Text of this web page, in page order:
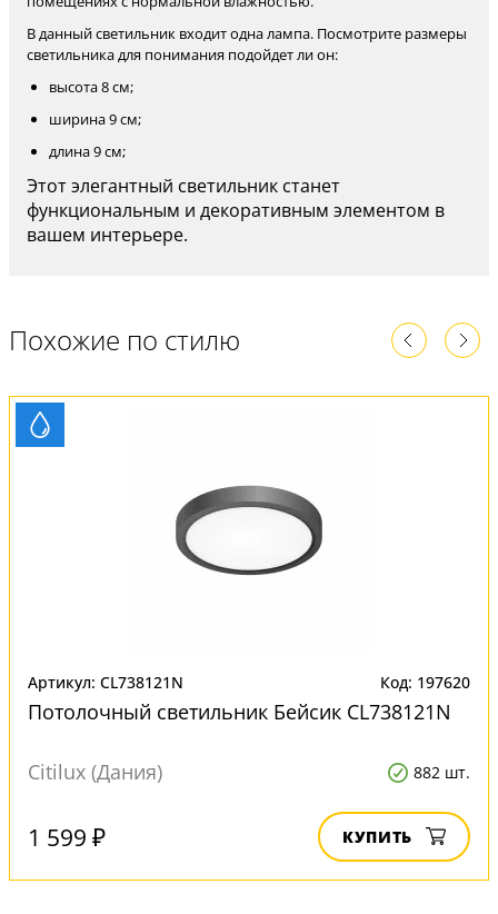
В данный светильник входит одна лампа. Посмотрите размеры
светильника для понимания подойдет ли он:
высота 8 см;
ширина 9 см;
длина 9 см;
Этот элегантный светильник станет
функциональным и декоративным элементом в
вашем интерьере.
Похожие по стилю
Артикул: CL738121N Код: 197620
Потолочный светильник Бейсик CL738121N
Citilux (Дания) 882 шт.
1 599 ₽ КУПИТЬ